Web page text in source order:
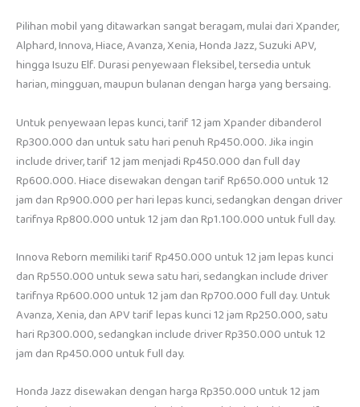
Pilihan mobil yang ditawarkan sangat beragam, mulai dari Xpander,
Alphard, Innova, Hiace, Avanza, Xenia, Honda Jazz, Suzuki APV,
hingga Isuzu Elf. Durasi penyewaan fleksibel, tersedia untuk
harian, mingguan, maupun bulanan dengan harga yang bersaing.
Untuk penyewaan lepas kunci, tarif 12 jam Xpander dibanderol
Rp300.000 dan untuk satu hari penuh Rp450.000. Jika ingin
include driver, tarif 12 jam menjadi Rp450.000 dan full day
Rp600.000. Hiace disewakan dengan tarif Rp650.000 untuk 12
jam dan Rp900.000 per hari lepas kunci, sedangkan dengan driver
tarifnya Rp800.000 untuk 12 jam dan Rp1.100.000 untuk full day.
Innova Reborn memiliki tarif Rp450.000 untuk 12 jam lepas kunci
dan Rp550.000 untuk sewa satu hari, sedangkan include driver
tarifnya Rp600.000 untuk 12 jam dan Rp700.000 full day. Untuk
Avanza, Xenia, dan APV tarif lepas kunci 12 jam Rp250.000, satu
hari Rp300.000, sedangkan include driver Rp350.000 untuk 12
jam dan Rp450.000 untuk full day.
Honda Jazz disewakan dengan harga Rp350.000 untuk 12 jam